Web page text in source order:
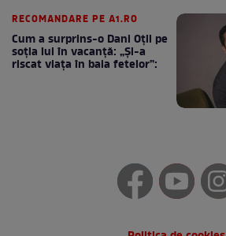
RECOMANDARE PE A1.RO
Cum a surprins-o Dani Oțil pe
soția lui în vacanță: „Și-a
riscat viața în baia fetelor”: